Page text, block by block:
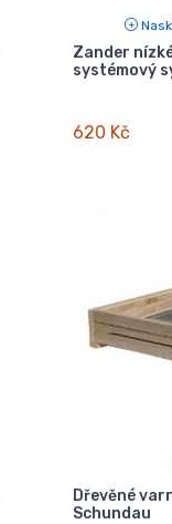
Zander
systémový
620 Kč
Dřevěné
Schundau